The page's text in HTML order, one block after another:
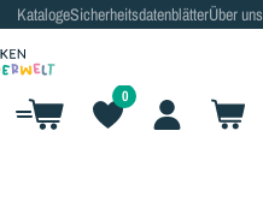
KatalogeSicherheitsdatenblätterÜber uns
0